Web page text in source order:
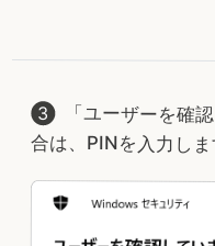
「ユーザーを確
合は、PINを入力しま